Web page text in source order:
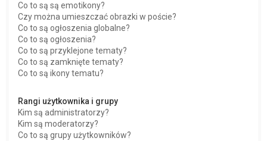
Co to są są emotikony?
Czy można umieszczać obrazki w poście?
Co to są ogłoszenia globalne?
Co to są ogłoszenia?
Co to są przyklejone tematy?
Co to są zamknięte tematy?
Co to są ikony tematu?
Rangi użytkownika i grupy
Kim są administratorzy?
Kim są moderatorzy?
Co to są grupy użytkowników?